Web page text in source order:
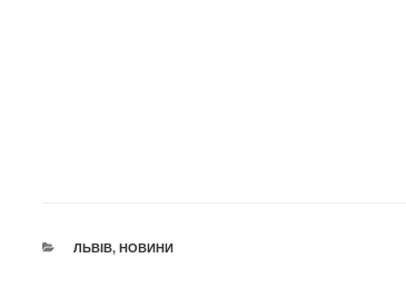
КАТЕГОРІЇ
ЛЬВІВ, НОВИНИ